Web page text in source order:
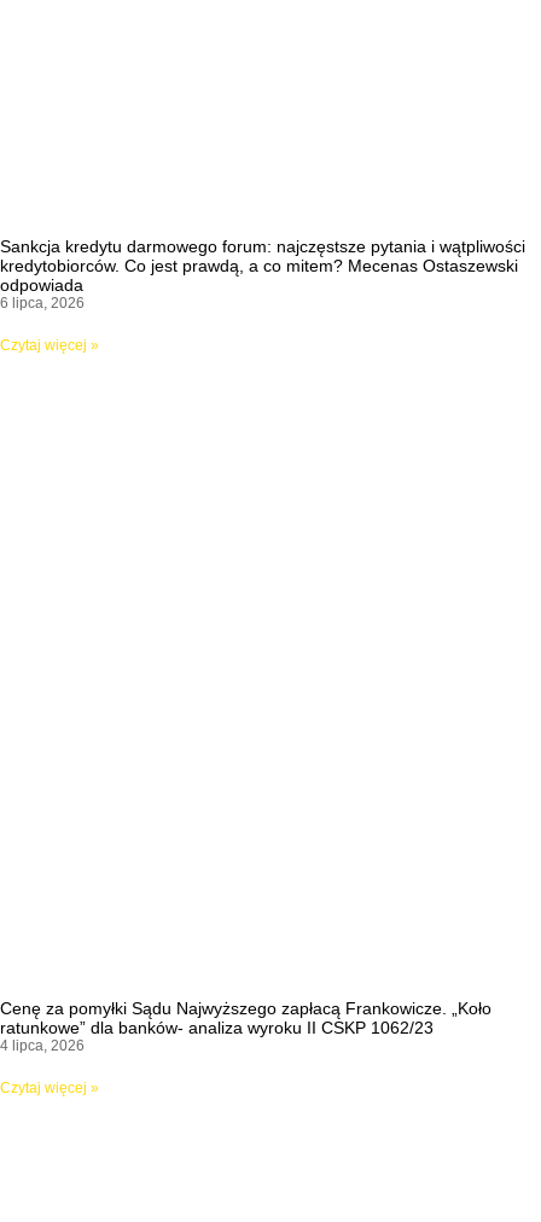
Sankcja kredytu darmowego forum: najczęstsze pytania i wątpliwości
kredytobiorców. Co jest prawdą, a co mitem? Mecenas Ostaszewski
odpowiada
6 lipca, 2026
Czytaj więcej »
Cenę za pomyłki Sądu Najwyższego zapłacą Frankowicze. „Koło
ratunkowe” dla banków- analiza wyroku II CSKP 1062/23
4 lipca, 2026
Czytaj więcej »